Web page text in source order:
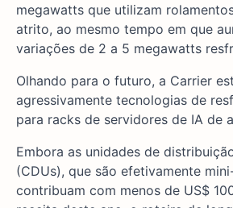
megawatts que utilizam
atrito, ao mesmo tempo em que
variações de 2 a 5 megawatts
Olhando para o futuro, a Carrier
agressivamente tecnologias de
para racks de servidores de IA de
Embora as unidades de
(CDUs), que são efetivamente
contribuam com menos de US$